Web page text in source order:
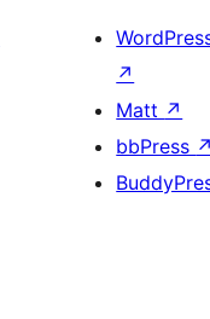
↗
Matt ↗
bbPress ↗